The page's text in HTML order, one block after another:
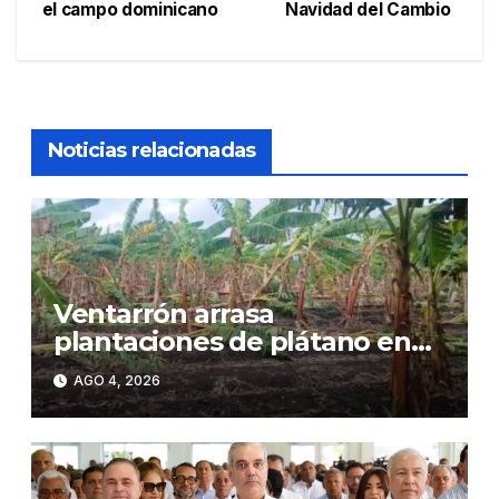
Navidad del Cambio
el campo dominicano
Noticias relacionadas
Ventarrón arrasa
plantaciones de plátano en
Moca y deja millonarias
pérdidas a productores
AGO 4, 2026